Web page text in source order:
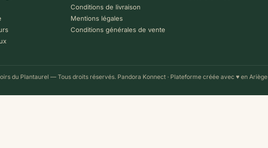
Conditions de livraison
Mentions légales
Conditions générales de vente
du Plantaurel — Tous droits réservés. Pandora Konnect· Plateforme créée avec ♥ en Ariège